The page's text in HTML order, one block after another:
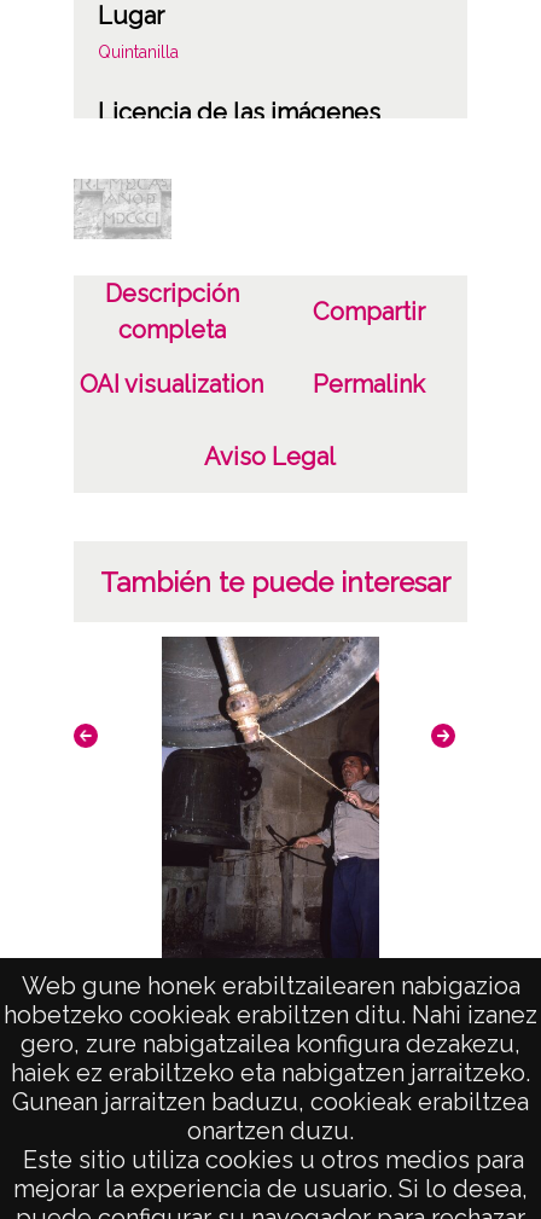
Web gune honek erabiltzailearen nabigazioa
hobetzeko cookieak erabiltzen ditu. Nahi izanez
gero, zure nabigatzailea konfigura dezakezu,
haiek ez erabiltzeko eta nabigatzen jarraitzeko.
Gunean jarraitzen baduzu, cookieak erabiltzea
onartzen duzu.
Este sitio utiliza cookies u otros medios para
mejorar la experiencia de usuario. Si lo desea,
Lugar
Quintanilla
Licencia de las imágenes
Descripción
completa
Compartir
OAI visualization Permalink
Aviso Legal
También te puede interesar
Campana en Orbiso
AVISO LEGAL
POLÍTICA DE PRIVACIDAD